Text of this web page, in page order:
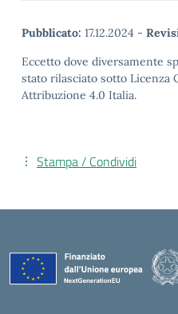
Pubblicato: 17.12.2024 -
Eccetto dove diversamente
stato rilasciato sotto Licenza
Attribuzione 4.0 Italia.
Stampa / Condividi